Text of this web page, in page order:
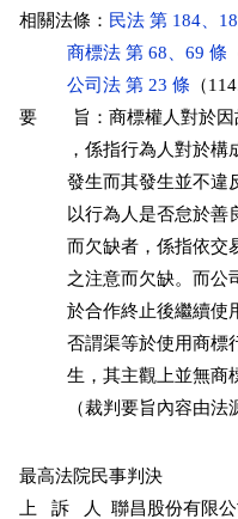
相關法條： 民法 第 184、
商標法 第 68、69 條
公司法 第 23 條 （
要　　旨：商標權人對於
，係指行為人對
發生而其發生並
以行為人是否怠
而欠缺者，係指
之注意而欠缺。
於合作終止後繼
否謂渠等於使用
生，其主觀上並無
（裁判要旨內容由
最高法院民事判決
上   訴   人  聯昌股份有限公